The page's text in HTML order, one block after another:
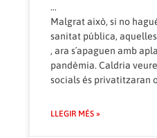
…
Malgrat això, si no
sanitat pública,
, ara s´apaguen amb
pandèmia. Caldria
socials és privatitzaran
LLEGIR MÉS »